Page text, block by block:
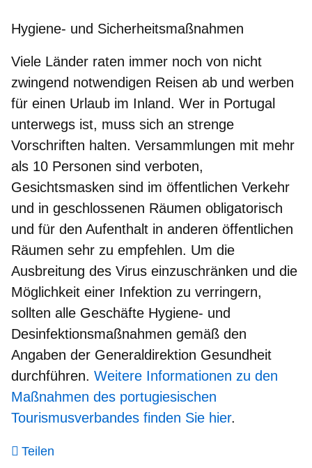
Hygiene- und Sicherheitsmaßnahmen
Viele Länder raten immer noch von nicht
zwingend notwendigen Reisen ab und werben
für einen Urlaub im Inland. Wer in Portugal
unterwegs ist, muss sich an strenge
Vorschriften halten. Versammlungen mit mehr
als 10 Personen sind verboten,
Gesichtsmasken sind im öffentlichen Verkehr
und in geschlossenen Räumen obligatorisch
und für den Aufenthalt in anderen öffentlichen
Räumen sehr zu empfehlen. Um die
Ausbreitung des Virus einzuschränken und die
Möglichkeit einer Infektion zu verringern,
sollten alle Geschäfte Hygiene- und
Desinfektionsmaßnahmen gemäß den
Angaben der Generaldirektion Gesundheit
durchführen. Weitere Informationen zu den
Maßnahmen des portugiesischen
Tourismusverbandes finden Sie hier.
Teilen